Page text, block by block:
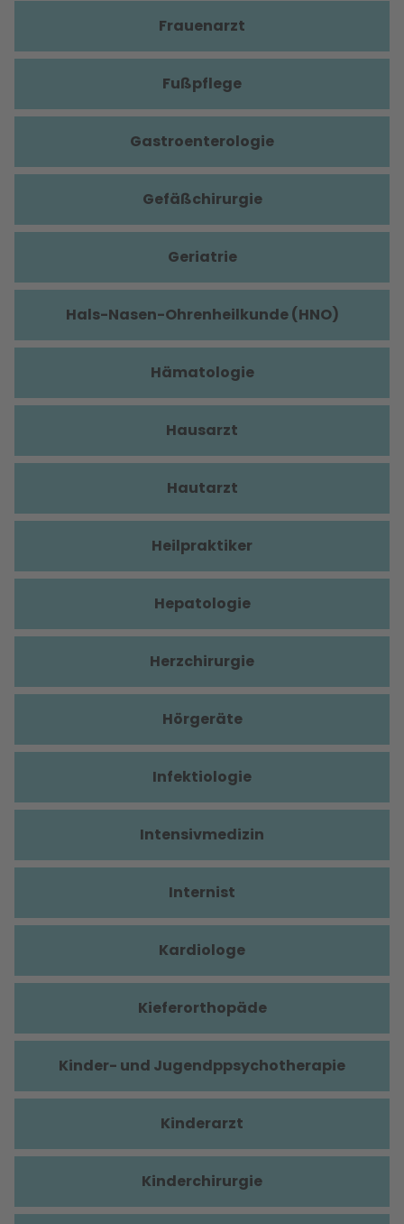
Frauenarzt
Fußpflege
Gastroenterologie
Gefäßchirurgie
Geriatrie
Hals-Nasen-Ohrenheilkunde (HNO)
Hämatologie
Hausarzt
Hautarzt
Heilpraktiker
Hepatologie
Herzchirurgie
Hörgeräte
Infektiologie
Intensivmedizin
Internist
Kardiologe
Kieferorthopäde
Kinder- und Jugendppsychotherapie
Kinderarzt
Kinderchirurgie